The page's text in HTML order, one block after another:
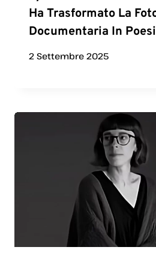
Ha Trasformato La
Documentaria In
2 Settembre 2025